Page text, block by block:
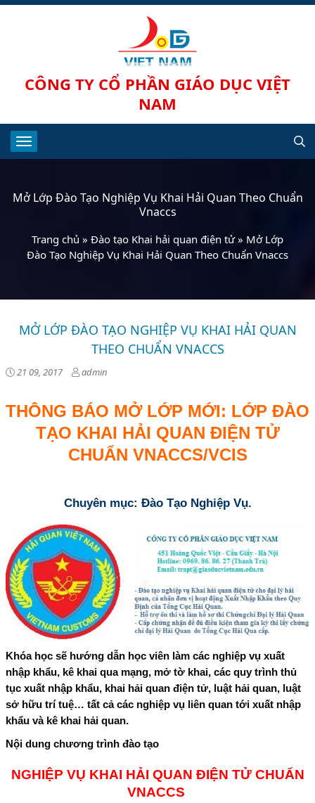
CÔNG TY CỔ PHẦN GIÁO DỤC VIỆT
NAM
Mở Lớp Đào Tạo Nghiệp Vụ Khai Hải Quan Theo Chuẩn
Vnaccs
Trang chủ » Đào tạo Khai hải quan điện tử» Mở Lớp
Đào Tạo Nghiệp Vụ Khai Hải Quan Theo Chuẩn Vnaccs
MỞ LỚP ĐÀO TẠO NGHIỆP VỤ KHAI HẢI QUAN
THEO CHUẨN VNACCS
21 09, 2017 admin
THÔNG BÁO MỞ LỚP MỚI: LỚP ĐÀO
TẠO KHAI HẢI QUAN ĐIỆN TỬ
CHUẨN VNACCS/VCIS
Chuyên mục: Đào Tạo Nghiệp Vụ.
Khóa học sẽ hướng dẫn học viên làm các nghiệp vụ xuất
nhập khẩu, kê khai qua mạng, mở tờ khai, các quy trình thủ
tục xuất nhập khẩu, khai hải quan điện tử, luật hải quan, luật
sở hữu trí tuệ… tất cả các nghiệp vụ liên quan tới xuất nhập
khẩu và kê khai hải quan.
Nội dung chương trình đào tạo
NGHIỆP VỤ KHAI HẢI QUAN ĐIỆN TỬ CHUẨN
VNACCS